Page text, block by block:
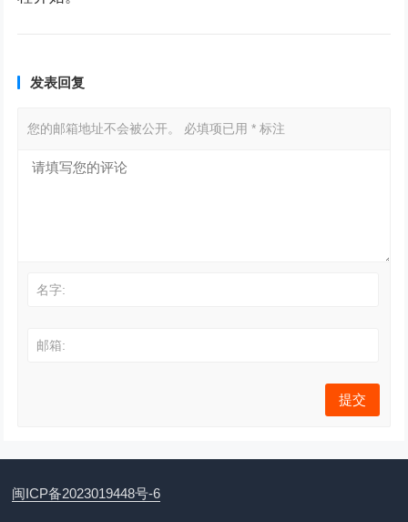
发表回复
您的邮箱地址不会被公开。 必填项已用* 标注
名字:
邮箱:
闽ICP备2023019448号-6